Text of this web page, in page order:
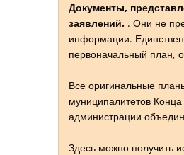
Документы,
заявлений. . Они не
информации.
первоначальный план,
Все оригинальные
муниципалитетов
администрации
Здесь можно получить